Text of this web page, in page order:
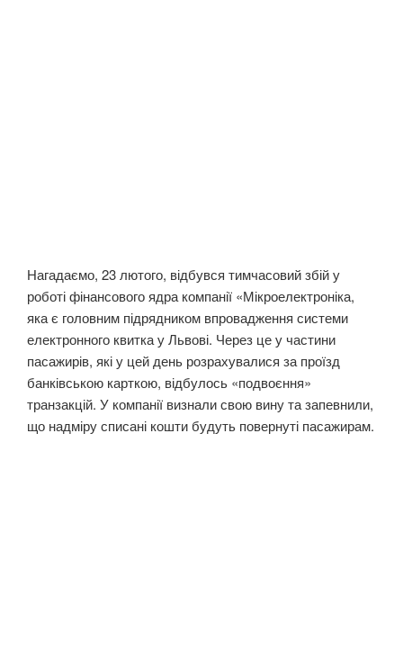
Нагадаємо, 23 лютого, відбувся тимчасовий збій у
роботі фінансового ядра компанії «Мікроелектроніка,
яка є головним підрядником впровадження системи
електронного квитка у Львові. Через це у частини
пасажирів, які у цей день розрахувалися за проїзд
банківською карткою, відбулось «подвоєння»
транзакцій. У компанії визнали свою вину та запевнили,
що надміру списані кошти будуть повернуті пасажирам.